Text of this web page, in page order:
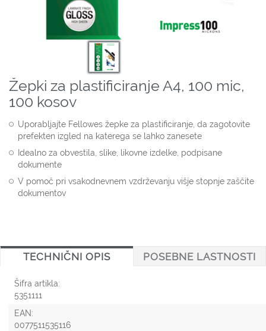
Žepki za plastificiranje A4, 100 mic,
100 kosov
Uporabljajte Fellowes žepke za plastificiranje, da zagotovite
prefekten izgled na katerega se lahko zanesete
Idealno za obvestila, slike, likovne izdelke, podpisane
dokumente
V pomoč pri vsakodnevnem vzdrževanju višje stopnje zaščite
dokumentov
TECHNIČNI OPIS POSEBNE LASTNOSTI
Šifra artikla:
5351111
EAN:
0077511535116